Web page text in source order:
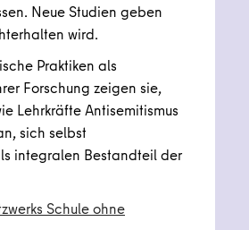
Neue Studien geben
wird.
Praktiken als
Forschung zeigen sie,
Lehrkräfte Antisemitismus
sich selbst
integralen Bestandteil der
Schule ohne